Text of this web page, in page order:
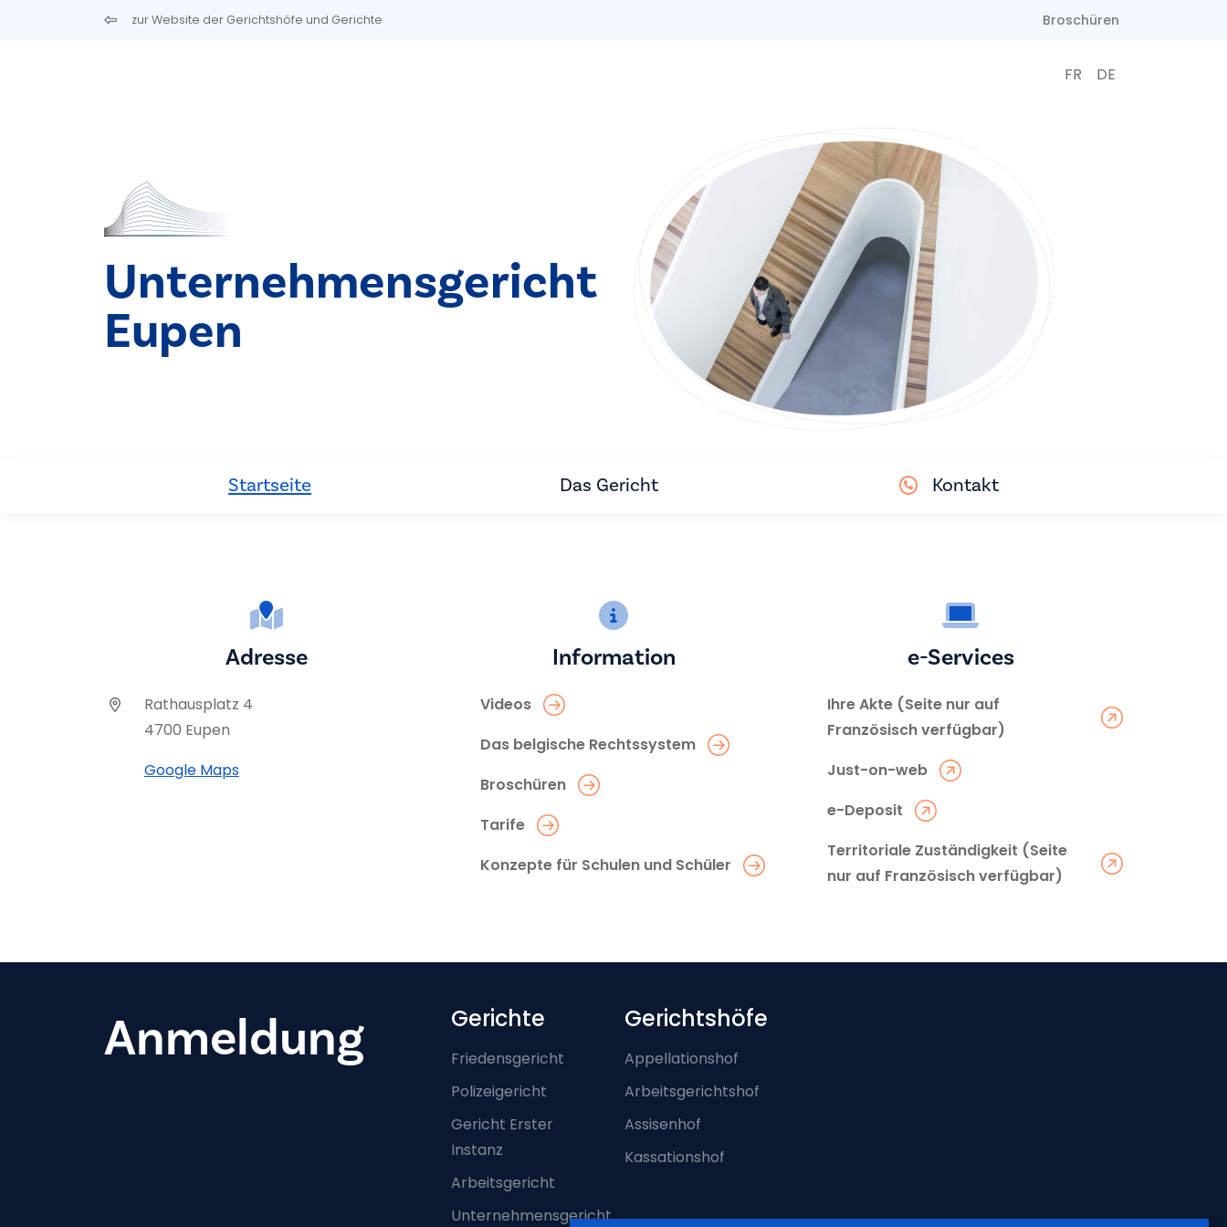
Direkt zum Inhalt zur Website der Gerichtshöfe und Gerichte Broschüren
FR DE
Unternehmensgericht
Eupen
Startseite Das Gericht Kontakt
Adresse
Rathausplatz 4
4700 Eupen
Google Maps
Information
Videos
Das belgische Rechtssystem
Broschüren
Tarife
Konzepte für Schulen und Schüler
e-Services
Ihre Akte (Seite nur auf
Französisch verfügbar)
Just-on-web
e-Deposit
Territoriale Zuständigkeit (Seite
nur auf Französisch verfügbar)
Anmeldung Footer-menu
Gerichte
Friedensgericht
Polizeigericht
Gericht Erster
Instanz
Arbeitsgericht
Unternehmensgericht
Gerichtshöfe
Appellationshof
Arbeitsgerichtshof
Assisenhof
Kassationshof